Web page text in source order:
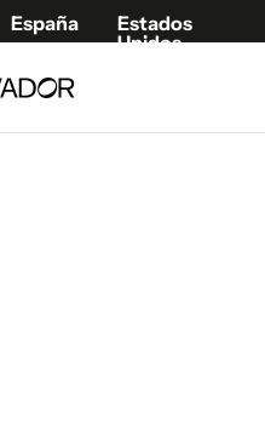
España
Estados
Unidos